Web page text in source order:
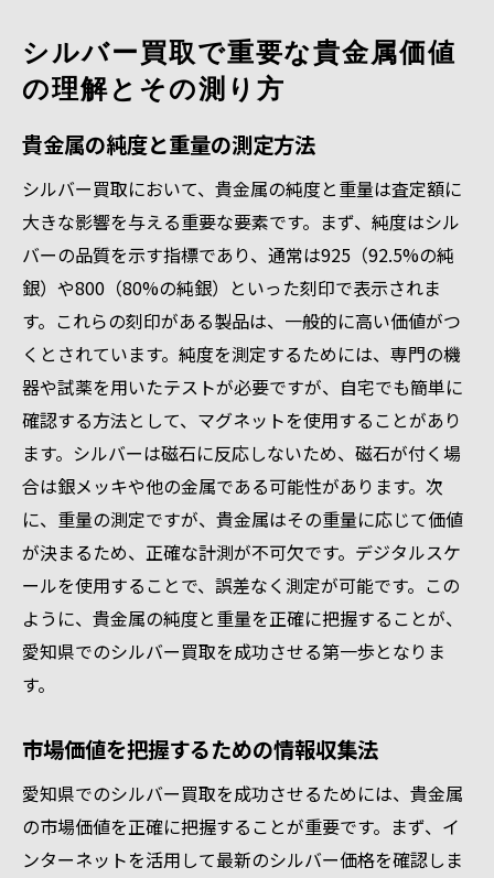
シルバー買取で重要な貴金属価値
の理解とその測り方
貴金属の純度と重量の測定方法
シルバー買取において、貴金属の純度と重量は査定額に
大きな影響を与える重要な要素です。まず、純度はシル
バーの品質を示す指標であり、通常は925（92.5%の純
銀）や800（80%の純銀）といった刻印で表示されま
す。これらの刻印がある製品は、一般的に高い価値がつ
くとされています。純度を測定するためには、専門の機
器や試薬を用いたテストが必要ですが、自宅でも簡単に
確認する方法として、マグネットを使用することがあり
ます。シルバーは磁石に反応しないため、磁石が付く場
合は銀メッキや他の金属である可能性があります。次
に、重量の測定ですが、貴金属はその重量に応じて価値
が決まるため、正確な計測が不可欠です。デジタルスケ
ールを使用することで、誤差なく測定が可能です。この
ように、貴金属の純度と重量を正確に把握することが、
愛知県でのシルバー買取を成功させる第一歩となりま
す。
市場価値を把握するための情報収集法
愛知県でのシルバー買取を成功させるためには、貴金属
の市場価値を正確に把握することが重要です。まず、イ
ンターネットを活用して最新のシルバー価格を確認しま